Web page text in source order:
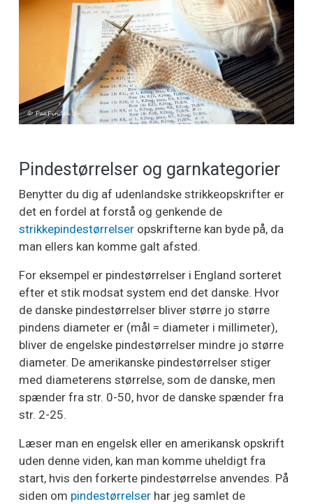
Pindestørrelser og garnkategorier
Benytter du dig af udenlandske strikkeopskrifter er
det en fordel at forstå og genkende de
strikkepindestørrelser opskrifterne kan byde på, da
man ellers kan komme galt afsted.
For eksempel er pindestørrelser i England sorteret
efter et stik modsat system end det danske. Hvor
de danske pindestørrelser bliver større jo større
pindens diameter er (mål = diameter i millimeter),
bliver de engelske pindestørrelser mindre jo større
diameter. De amerikanske pindestørrelser stiger
med diameterens størrelse, som de danske, men
spænder fra str. 0-50, hvor de danske spænder fra
str. 2-25.
Læser man en engelsk eller en amerikansk opskrift
uden denne viden, kan man komme uheldigt fra
start, hvis den forkerte pindestørrelse anvendes. På
siden om pindestørrelser har jeg samlet de